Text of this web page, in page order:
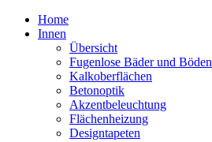
Home
Innen
Übersicht
Fugenlose Bäder und Böden
Kalkoberflächen
Betonoptik
Akzentbeleuchtung
Flächenheizung
Designtapeten